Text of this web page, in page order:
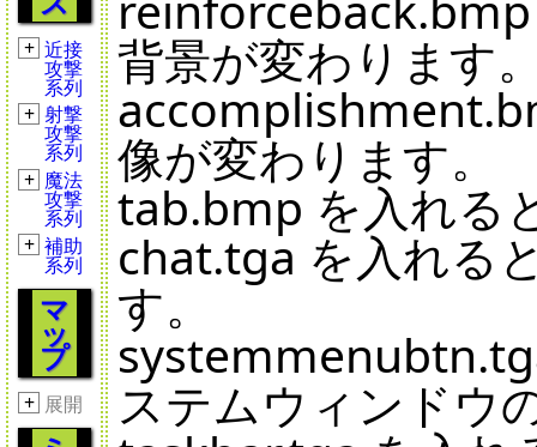
+ 近接
攻撃
系列
+ 射撃
攻撃
系列
+ 魔法
攻撃
系列
+ 補助
系列
マ
ッ
プ
+ 展開
背景が変わります
像が変わります。
tab.bmp を入れる
chat.tga を入れる
す。
ステムウィンドウ